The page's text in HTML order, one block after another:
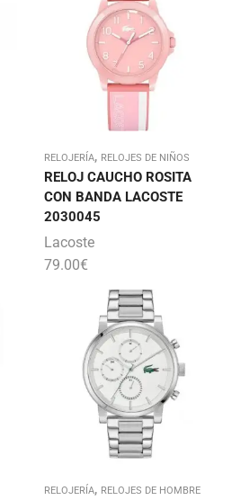
RELOJERÍA, RELOJES DE NIÑOS
RELOJ CAUCHO ROSITA
CON BANDA LACOSTE
2030045
Lacoste
79.00€
RELOJERÍA, RELOJES DE HOMBRE